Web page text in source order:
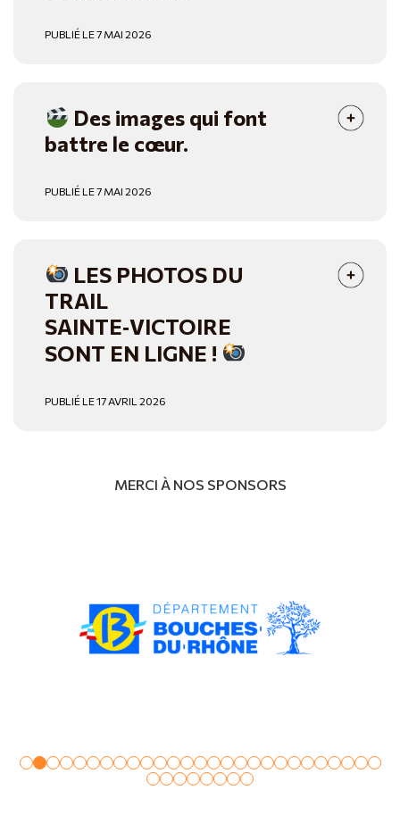
PUBLIÉ LE 7 MAI 2026
Des images qui font
battre le cœur.
PUBLIÉ LE 7 MAI 2026
LES PHOTOS DU
TRAIL
SAINTE‑VICTOIRE
SONT EN LIGNE !
PUBLIÉ LE 17 AVRIL 2026
MERCI À NOS SPONSORS